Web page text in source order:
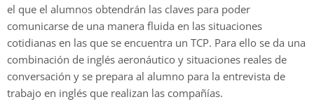
el que el alumnos obtendrán las claves para poder
comunicarse de una manera fluida en las situaciones
cotidianas en las que se encuentra un TCP. Para ello se da una
combinación de inglés aeronáutico y situaciones reales de
conversación y se prepara al alumno para la entrevista de
trabajo en inglés que realizan las compañías.